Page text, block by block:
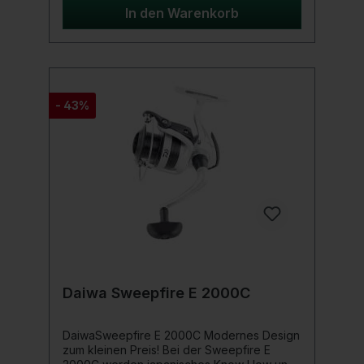
Kohlefaserruten. Ausgestattet mit Aluminium-
aus Kork und frischem Design, sind die
gewohnt hervorragenden Preis-Leistungs-
Composite Blankkonstruktion Korkgriff DPS-
Rollenhalter Aluminium-Oxyd Ringe
In den Warenkorb
- 43%
Daiwa Sweepfire E 2000C
DaiwaSweepfire E 2000C Modernes Design
zum kleinen Preis! Bei der Sweepfire E